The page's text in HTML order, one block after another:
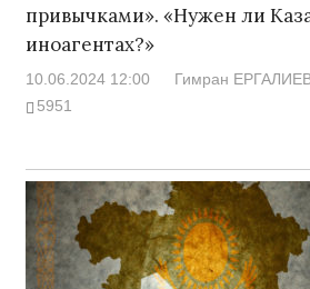
привычками». «Нужен ли
иноагентах?»
10.06.2024 12:00 Гимран
5951